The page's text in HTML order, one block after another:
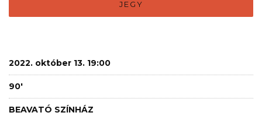
JEGY
2022. október 13. 19:00
90'
BEAVATÓ SZÍNHÁZ